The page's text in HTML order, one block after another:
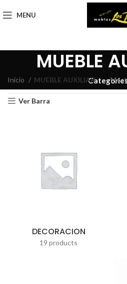
MENU
MUEBLE
Inicio MUEBLE AUXILIAR
Ver Barra
DECORACION
19 products